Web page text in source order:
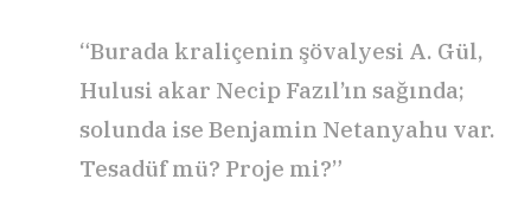
“Burada kraliçenin şövalyesi A. Gül,
Hulusi akar Necip Fazıl’ın sağında;
solunda ise Benjamin Netanyahu var.
Tesadüf mü? Proje mi?”